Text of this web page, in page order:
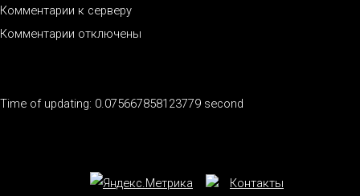
Комментарии к серверу
Комментарии отключены
Time of updating: 0.075667858123779 second
Контакты